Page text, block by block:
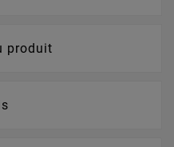
produit